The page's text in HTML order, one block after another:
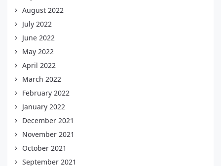
August 2022
July 2022
June 2022
May 2022
April 2022
March 2022
February 2022
January 2022
December 2021
November 2021
October 2021
September 2021